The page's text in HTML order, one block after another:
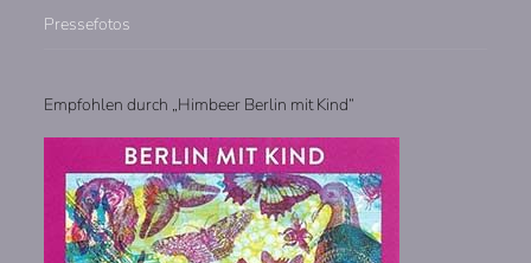
Pressefotos
Empfohlen durch „Himbeer Berlin mit Kind“